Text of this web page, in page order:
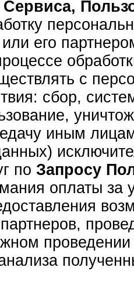
Сервиса,
или его
с
сбор,
иным
поЗапросу
оплаты за
партнеров,
проведении